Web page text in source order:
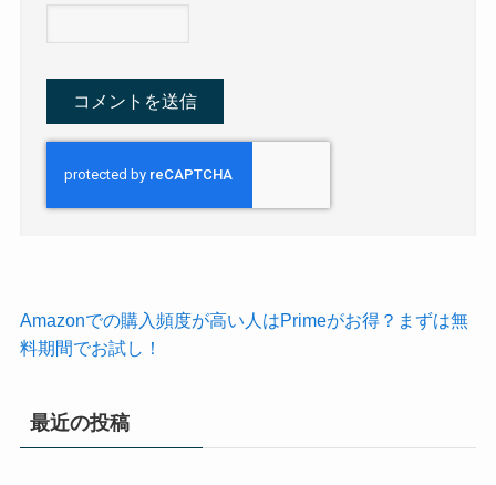
Amazonでの購入頻度が高い人はPrimeがお得？まずは無
料期間でお試し！
最近の投稿